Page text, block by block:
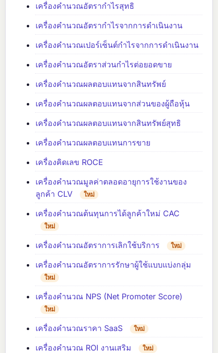
เครื่องคำนวณอัตรากำไรสุทธิ
เครื่องคำนวณอัตรากำไรจากการดำเนินงาน
เครื่องคำนวณเปอร์เซ็นต์กำไรจากการดำเนินงาน
เครื่องคำนวณอัตราส่วนกำไรต่อยอดขาย
เครื่องคำนวณผลตอบแทนจากสินทรัพย์
เครื่องคำนวณผลตอบแทนจากส่วนของผู้ถือหุ้น
เครื่องคำนวณผลตอบแทนจากสินทรัพย์สุทธิ
เครื่องคำนวณผลตอบแทนการขาย
เครื่องคิดเลข ROCE
เครื่องคำนวณมูลค่าตลอดอายุการใช้งานของ
ลูกค้า CLV
ใหม่
เครื่องคำนวณต้นทุนการได้ลูกค้าใหม่ CAC
ใหม่
เครื่องคำนวณอัตราการเลิกใช้บริการ ใหม่
เครื่องคำนวณอัตราการรักษาผู้ใช้แบบแบ่งกลุ่ม
ใหม่
เครื่องคำนวณ NPS (Net Promoter Score)
ใหม่
เครื่องคำนวณราคา SaaS ใหม่
เครื่องคำนวณ ROI งานเสริม ใหม่